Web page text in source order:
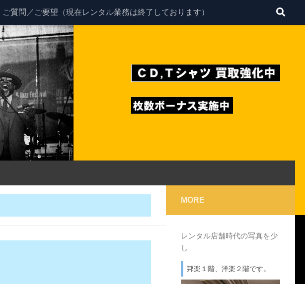
ご質問／ご要望（現在レンタル業務は終了しております）
MORE
レンタル店舗時代の写真を少
し
邦楽１階、洋楽２階です。